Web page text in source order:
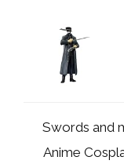
Swords and
Anime